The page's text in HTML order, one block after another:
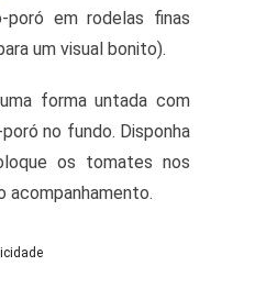
em rodelas finas
um visual bonito).
forma untada com
no fundo. Disponha
os tomates nos
acompanhamento.